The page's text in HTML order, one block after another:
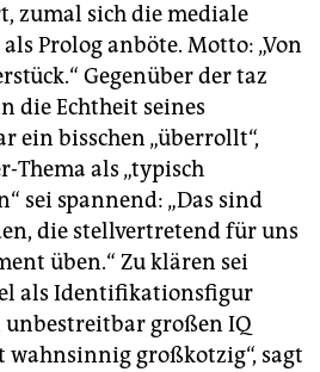
zumal sich die mediale
Prolog anböte. Motto: „Von
Gegenüber der taz
die Echtheit seines
ein bisschen „überrollt“,
Thema als „typisch
sei spannend: „Das sind
die stellvertretend für uns
üben.“ Zu klären sei
als Identifikationsfigur
unbestreitbar großen IQ
wahnsinnig großkotzig“, sagt